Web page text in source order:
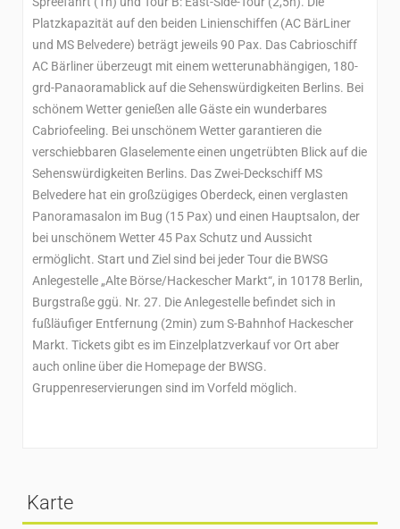
Platzkapazität auf den beiden Linienschiffen (AC BärLiner
und MS Belvedere) beträgt jeweils 90 Pax. Das Cabrioschiff
AC Bärliner überzeugt mit einem wetterunabhängigen, 180-
grd-Panaoramablick auf die Sehenswürdigkeiten Berlins. Bei
schönem Wetter genießen alle Gäste ein wunderbares
Cabriofeeling. Bei unschönem Wetter garantieren die
verschiebbaren Glaselemente einen ungetrübten Blick auf die
Sehenswürdigkeiten Berlins. Das Zwei-Deckschiff MS
Belvedere hat ein großzügiges Oberdeck, einen verglasten
Panoramasalon im Bug (15 Pax) und einen Hauptsalon, der
bei unschönem Wetter 45 Pax Schutz und Aussicht
ermöglicht. Start und Ziel sind bei jeder Tour die BWSG
Anlegestelle „Alte Börse/Hackescher Markt“, in 10178 Berlin,
Burgstraße ggü. Nr. 27. Die Anlegestelle befindet sich in
fußläufiger Entfernung (2min) zum S-Bahnhof Hackescher
Markt. Tickets gibt es im Einzelplatzverkauf vor Ort aber
auch online über die Homepage der BWSG.
Gruppenreservierungen sind im Vorfeld möglich.
Karte